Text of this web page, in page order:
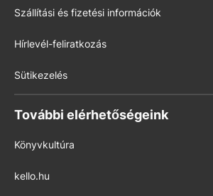
Szállítási és fizetési információk
Hírlevél-feliratkozás
Sütikezelés
További elérhetőségeink
Könyvkultúra
kello.hu